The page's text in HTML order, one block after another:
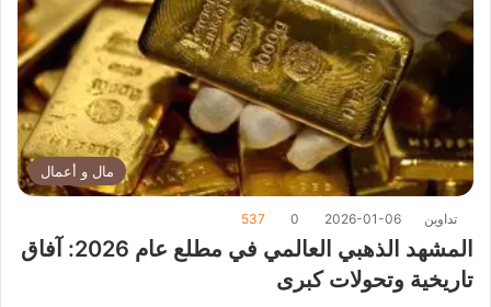
مال و أعمال
تداوين 2026-01-06
0
537
المشهد الذهبي العالمي في مطلع عام 2026: آفاق
تاريخية وتحولات كبرى